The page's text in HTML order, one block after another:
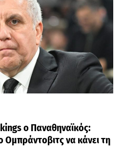
ο Παναθηναϊκός:
Ομπράντοβιτς να κάνει τη